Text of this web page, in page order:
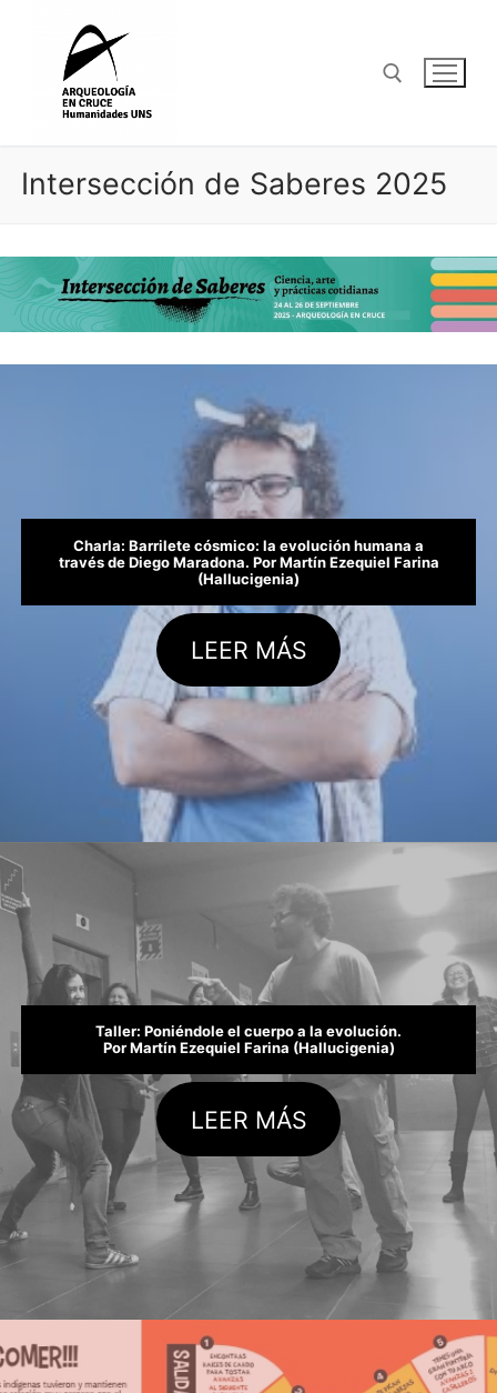
contenido
Buscar por:
Intersección de Saberes 2025
Taller: Poniéndole el cuerpo a la evolución.
Por Martín Ezequiel Farina (Hallucigenia)
LEER MÁS
Charla: Barrilete cósmico: la evolución humana a
través de Diego Maradona. Por Martín Ezequiel Farina
(Hallucigenia)
LEER MÁS